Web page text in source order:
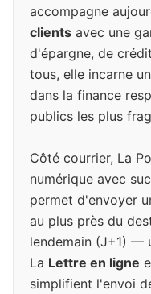
accompagne
clients avec une
d'épargne, de
tous, elle incarne
dans la finance
publics les plus
Côté courrier, La
numérique avec
permet d'envoyer
au plus près du
lendemain (J+1) —
La Lettre en ligne
simplifient l'envoi